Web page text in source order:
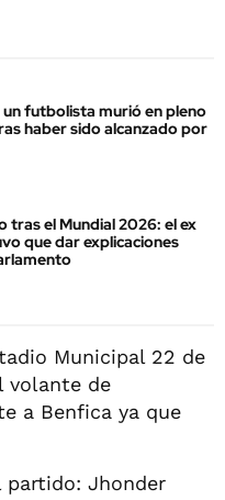
un futbolista murió en pleno
haber sido alcanzado por
tras el Mundial 2026: el ex
que dar explicaciones
Municipal 22 de
volante de
a Benfica ya que
partido: Jhonder